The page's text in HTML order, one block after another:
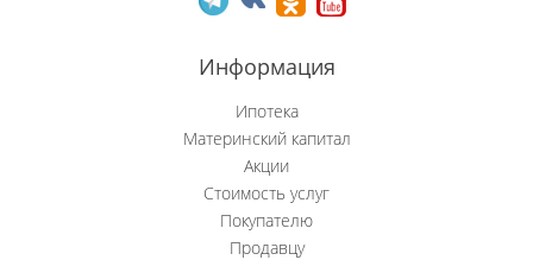
Информация
Ипотека
Материнский капитал
Акции
Стоимость услуг
Покупателю
Продавцу